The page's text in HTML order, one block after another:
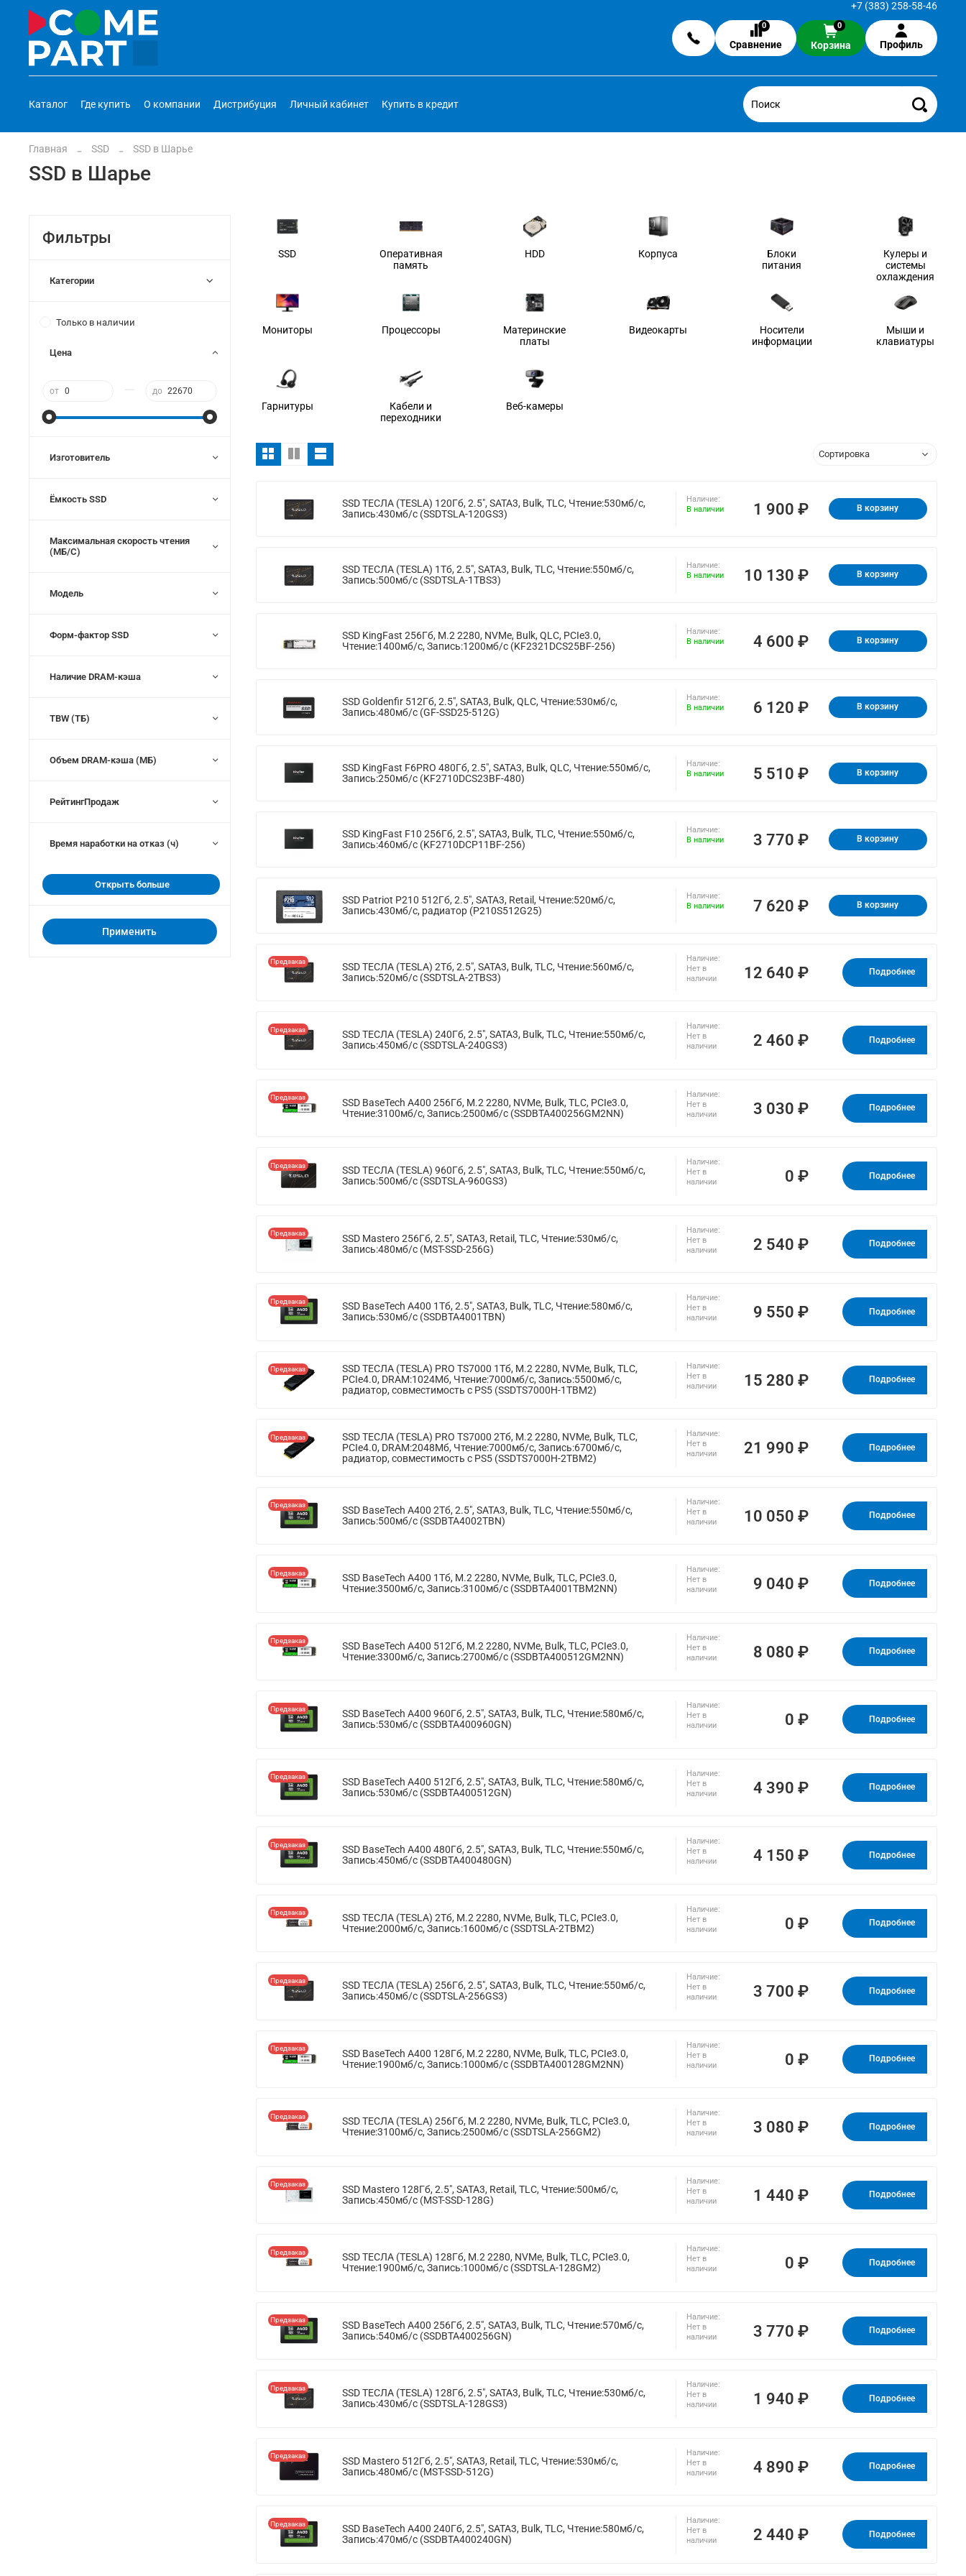
+7 (383) 258-58-46
0
Сравнение
0
Корзина Профиль
Каталог Где купить О компании Дистрибуция Личный кабинет Купить в кредит
Главная SSD SSD в Шарье
SSD в Шарье
SSD
Оперативная
память
HDD Корпуса
Блоки
питания
Кулеры и
системы
охлаждения
Мониторы Процессоры
Материнские
платы
Видеокарты
Носители
информации
Мыши и
клавиатуры
Гарнитуры
Кабели и
переходники
Веб-камеры
SSD ТЕСЛА (TESLA) 120Гб, 2.5", SATA3, Bulk, TLC, Чтение:530мб/с,
Запись:430мб/с (SSDTSLA-120GS3)
Наличие:
В наличии
1 900 ₽ В корзину
SSD ТЕСЛА (TESLA) 1Тб, 2.5", SATA3, Bulk, TLC, Чтение:550мб/с,
Запись:500мб/с (SSDTSLA-1TBS3)
Наличие:
В наличии
10 130 ₽ В корзину
SSD KingFast 256Гб, M.2 2280, NVMe, Bulk, QLC, PCIe3.0,
Чтение:1400мб/с, Запись:1200мб/с (KF2321DCS25BF-256)
Наличие:
В наличии
4 600 ₽ В корзину
SSD Goldenfir 512Гб, 2.5", SATA3, Bulk, QLC, Чтение:530мб/с,
Запись:480мб/с (GF-SSD25-512G)
Наличие:
В наличии
6 120 ₽ В корзину
SSD KingFast F6PRO 480Гб, 2.5", SATA3, Bulk, QLC, Чтение:550мб/с,
Запись:250мб/с (KF2710DCS23BF-480)
Наличие:
В наличии
5 510 ₽ В корзину
SSD KingFast F10 256Гб, 2.5", SATA3, Bulk, TLC, Чтение:550мб/с,
Запись:460мб/с (KF2710DCP11BF-256)
Наличие:
В наличии
3 770 ₽ В корзину
SSD Patriot P210 512Гб, 2.5", SATA3, Retail, Чтение:520мб/с,
Запись:430мб/с, радиатор (P210S512G25)
Наличие:
В наличии
7 620 ₽ В корзину
Предзаказ
SSD ТЕСЛА (TESLA) 2Тб, 2.5", SATA3, Bulk, TLC, Чтение:560мб/с,
Запись:520мб/с (SSDTSLA-2TBS3)
Наличие:
Нет в
наличии
12 640 ₽ Подробнее
Предзаказ
SSD ТЕСЛА (TESLA) 240Гб, 2.5", SATA3, Bulk, TLC, Чтение:550мб/с,
Запись:450мб/с (SSDTSLA-240GS3)
Наличие:
Нет в
наличии
2 460 ₽ Подробнее
Предзаказ
SSD BaseTech A400 256Гб, M.2 2280, NVMe, Bulk, TLC, PCIe3.0,
Чтение:3100мб/с, Запись:2500мб/с (SSDBTA400256GM2NN)
Наличие:
Нет в
наличии
3 030 ₽ Подробнее
Предзаказ
SSD ТЕСЛА (TESLA) 960Гб, 2.5", SATA3, Bulk, TLC, Чтение:550мб/с,
Запись:500мб/с (SSDTSLA-960GS3)
Наличие:
Нет в
наличии
0 ₽ Подробнее
Предзаказ
SSD Mastero 256Гб, 2.5", SATA3, Retail, TLC, Чтение:530мб/с,
Запись:480мб/с (MST-SSD-256G)
Наличие:
Нет в
наличии
2 540 ₽ Подробнее
Предзаказ
SSD BaseTech A400 1Тб, 2.5", SATA3, Bulk, TLC, Чтение:580мб/с,
Запись:530мб/с (SSDBTA4001TBN)
Наличие:
Нет в
наличии
9 550 ₽ Подробнее
Предзаказ
SSD ТЕСЛА (TESLA) PRO TS7000 1Тб, M.2 2280, NVMe, Bulk, TLC,
PCIe4.0, DRAM:1024Мб, Чтение:7000мб/с, Запись:5500мб/с,
радиатор, совместимость с PS5 (SSDTS7000H-1TBM2)
Наличие:
Нет в
наличии
15 280 ₽ Подробнее
Предзаказ
SSD ТЕСЛА (TESLA) PRO TS7000 2Тб, M.2 2280, NVMe, Bulk, TLC,
PCIe4.0, DRAM:2048Мб, Чтение:7000мб/с, Запись:6700мб/с,
радиатор, совместимость с PS5 (SSDTS7000H-2TBM2)
Наличие:
Нет в
наличии
21 990 ₽ Подробнее
Предзаказ
SSD BaseTech A400 2Тб, 2.5", SATA3, Bulk, TLC, Чтение:550мб/с,
Запись:500мб/с (SSDBTA4002TBN)
Наличие:
Нет в
наличии
10 050 ₽ Подробнее
Предзаказ
SSD BaseTech A400 1Тб, M.2 2280, NVMe, Bulk, TLC, PCIe3.0,
Чтение:3500мб/с, Запись:3100мб/с (SSDBTA4001TBM2NN)
Наличие:
Нет в
наличии
9 040 ₽ Подробнее
Предзаказ
SSD BaseTech A400 512Гб, M.2 2280, NVMe, Bulk, TLC, PCIe3.0,
Чтение:3300мб/с, Запись:2700мб/с (SSDBTA400512GM2NN)
Наличие:
Нет в
наличии
8 080 ₽ Подробнее
Предзаказ
SSD BaseTech A400 960Гб, 2.5", SATA3, Bulk, TLC, Чтение:580мб/с,
Запись:530мб/с (SSDBTA400960GN)
Наличие:
Нет в
наличии
0 ₽ Подробнее
Предзаказ
SSD BaseTech A400 512Гб, 2.5", SATA3, Bulk, TLC, Чтение:580мб/с,
Запись:530мб/с (SSDBTA400512GN)
Наличие:
Нет в
наличии
4 390 ₽ Подробнее
Предзаказ
SSD BaseTech A400 480Гб, 2.5", SATA3, Bulk, TLC, Чтение:550мб/с,
Запись:450мб/с (SSDBTA400480GN)
Наличие:
Нет в
наличии
4 150 ₽ Подробнее
Предзаказ
SSD ТЕСЛА (TESLA) 2Тб, M.2 2280, NVMe, Bulk, TLC, PCIe3.0,
Чтение:2000мб/с, Запись:1600мб/с (SSDTSLA-2TBM2)
Наличие:
Нет в
наличии
0 ₽ Подробнее
Предзаказ
SSD ТЕСЛА (TESLA) 256Гб, 2.5", SATA3, Bulk, TLC, Чтение:550мб/с,
Запись:450мб/с (SSDTSLA-256GS3)
Наличие:
Нет в
наличии
3 700 ₽ Подробнее
Предзаказ
SSD BaseTech A400 128Гб, M.2 2280, NVMe, Bulk, TLC, PCIe3.0,
Чтение:1900мб/с, Запись:1000мб/с (SSDBTA400128GM2NN)
Наличие:
Нет в
наличии
0 ₽ Подробнее
Предзаказ
SSD ТЕСЛА (TESLA) 256Гб, M.2 2280, NVMe, Bulk, TLC, PCIe3.0,
Чтение:3100мб/с, Запись:2500мб/с (SSDTSLA-256GM2)
Наличие:
Нет в
наличии
3 080 ₽ Подробнее
Предзаказ
SSD Mastero 128Гб, 2.5", SATA3, Retail, TLC, Чтение:500мб/с,
Запись:450мб/с (MST-SSD-128G)
Наличие:
Нет в
наличии
1 440 ₽ Подробнее
Предзаказ
SSD ТЕСЛА (TESLA) 128Гб, M.2 2280, NVMe, Bulk, TLC, PCIe3.0,
Чтение:1900мб/с, Запись:1000мб/с (SSDTSLA-128GM2)
Наличие:
Нет в
наличии
0 ₽ Подробнее
Предзаказ
SSD BaseTech A400 256Гб, 2.5", SATA3, Bulk, TLC, Чтение:570мб/с,
Запись:540мб/с (SSDBTA400256GN)
Наличие:
Нет в
наличии
3 770 ₽ Подробнее
Предзаказ
SSD ТЕСЛА (TESLA) 128Гб, 2.5", SATA3, Bulk, TLC, Чтение:530мб/с,
Запись:430мб/с (SSDTSLA-128GS3)
Наличие:
Нет в
наличии
1 940 ₽ Подробнее
Предзаказ
SSD Mastero 512Гб, 2.5", SATA3, Retail, TLC, Чтение:530мб/с,
Запись:480мб/с (MST-SSD-512G)
Наличие:
Нет в
наличии
4 890 ₽ Подробнее
Предзаказ
SSD BaseTech A400 240Гб, 2.5", SATA3, Bulk, TLC, Чтение:580мб/с,
Запись:470мб/с (SSDBTA400240GN)
Наличие:
Нет в
наличии
2 440 ₽ Подробнее
Фильтры
Категории
Только в наличии
Открыть больше
Цена
от до
Изготовитель
Ёмкость SSD
Максимальная скорость чтения
(МБ/С)
Модель
Форм-фактор SSD
Наличие DRAM-кэша
TBW (ТБ)
Объем DRAM-кэша (МБ)
РейтингПродаж
Время наработки на отказ (ч)
Применить